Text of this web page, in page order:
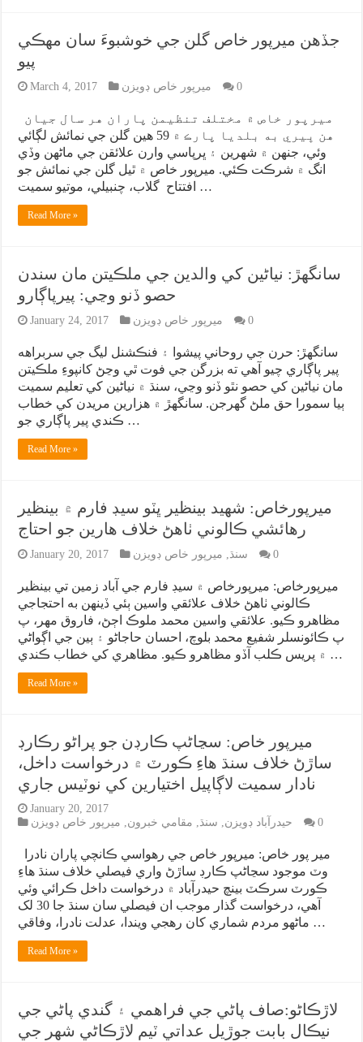
جڏهن ميرپور خاص گلن جي خوشبوءَ سان مهڪي
پيو
March 4, 2017 ميرپور خاص ڊويزن 0
هن ڀيري به بلديا پارڪ ۾ 59 هين گلن جي نمائش لڳائي
وئي، جنهن ۾ شهرين ۽ ڀرپاسي وارن علائقن جي ماڻهن وڏي
انگ ۾ شرڪت ڪئي. ميرپور خاص ۾ ٿيل گلن جي نمائش جو
افتتاح گلاب، چنبيلي، موتيو سميت …
Read More »
سانگهڙ: نياڻين کي والدين جي ملڪيتن مان سندن
حصو ڏنو وڃي: پيرپاڳارو
January 24, 2017 ميرپور خاص ڊويزن 0
سانگهڙ: حرن جي روحاني پيشوا ۽ فنڪشنل ليگ جي سربراهه
پير پاڳاري چيو آهي ته بزرگن جي فوت ٿي وڃڻ کانپوءِ ملڪيتن
مان نياڻين کي حصو نٿو ڏنو وڃي، سنڌ ۾ نياڻين کي تعليم سميت
ٻيا سمورا حق ملڻ گهرجن. سانگهڙ ۾ هزارين مريدن کي خطاب
ڪندي پير پاڳاري جو …
Read More »
ميرپورخاص: شهيد بينظير ڀٽو سيڊ فارم ۾ بينظير
رهائشي ڪالوني ٺاهڻ خلاف هارين جو احتاج
January 20, 2017 سنڌ, ميرپور خاص ڊويزن 0
ميرپورخاص: ميرپورخاص ۾ سيڊ فارم جي آباد زمين تي بينظير
ڪالوني ٺاهڻ خلاف علائقي واسين ٻئي ڏينهن به احتجاجي
مظاهرو ڪيو. علائقي واسين محمد ملوڪ اڄڻ، فاروق مهر، پ
پ ڪائونسلر شفيع محمد بلوچ، احسان حاجاڻو ۽ ٻين جي اڳواڻي
۾ پريس ڪلب آڏو مظاهرو ڪيو. مظاهري کي خطاب ڪندي …
Read More »
ميرپور خاص: سڃاڻپ ڪارڊن جو پراڻو رڪارڊ
ساڙڻ خلاف سنڌ هاءِ ڪورٽ ۾ درخواست داخل،
نادار سميت لاڳاپيل اختيارين کي نوٽيس جاري
January 20, 2017
حيدرآباد ڊويزن, سنڌ, مقامي خبرون, ميرپور خاص ڊويزن 0
وٽ موجود سڃاڻپ ڪارڊ ساڙڻ واري فيصلي خلاف سنڌ هاءِ
ڪورٽ سرڪٽ بينچ حيدرآباد ۾ درخواست داخل ڪرائي وئي
آهي، درخواست گذار موجب ان فيصلي سان سنڌ جا 30 لک
ماڻهو مردم شماري کان رهجي ويندا، عدلت نادرا، وفاقي …
Read More »
لاڙڪاڻو:صاف پاڻي جي فراهمي ۽ گندي پاڻي جي
نيڪال بابت جوڙيل عداتي ٽيم لاڙڪاڻي شهر جي